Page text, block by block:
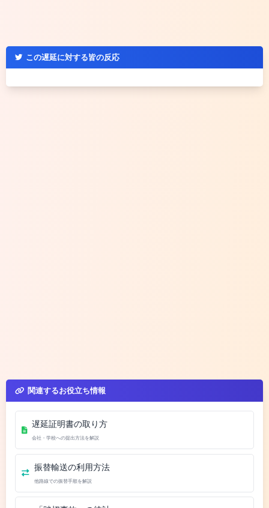
この遅延に対する皆の反応
関連するお役立ち情報
遅延証明書の取り方
会社・学校への提出方法を解説
振替輸送の利用方法
他路線での振替手順を解説